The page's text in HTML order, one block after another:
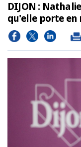
DIJON :
qu'elle porte en